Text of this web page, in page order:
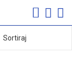
Sortiraj